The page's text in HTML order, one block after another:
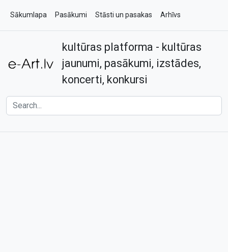
Sākumlapa Pasākumi Stāsti un pasakas Arhīvs
Kontakti
kultūras platforma - kultūras
jaunumi, pasākumi, izstādes,
koncerti, konkursi